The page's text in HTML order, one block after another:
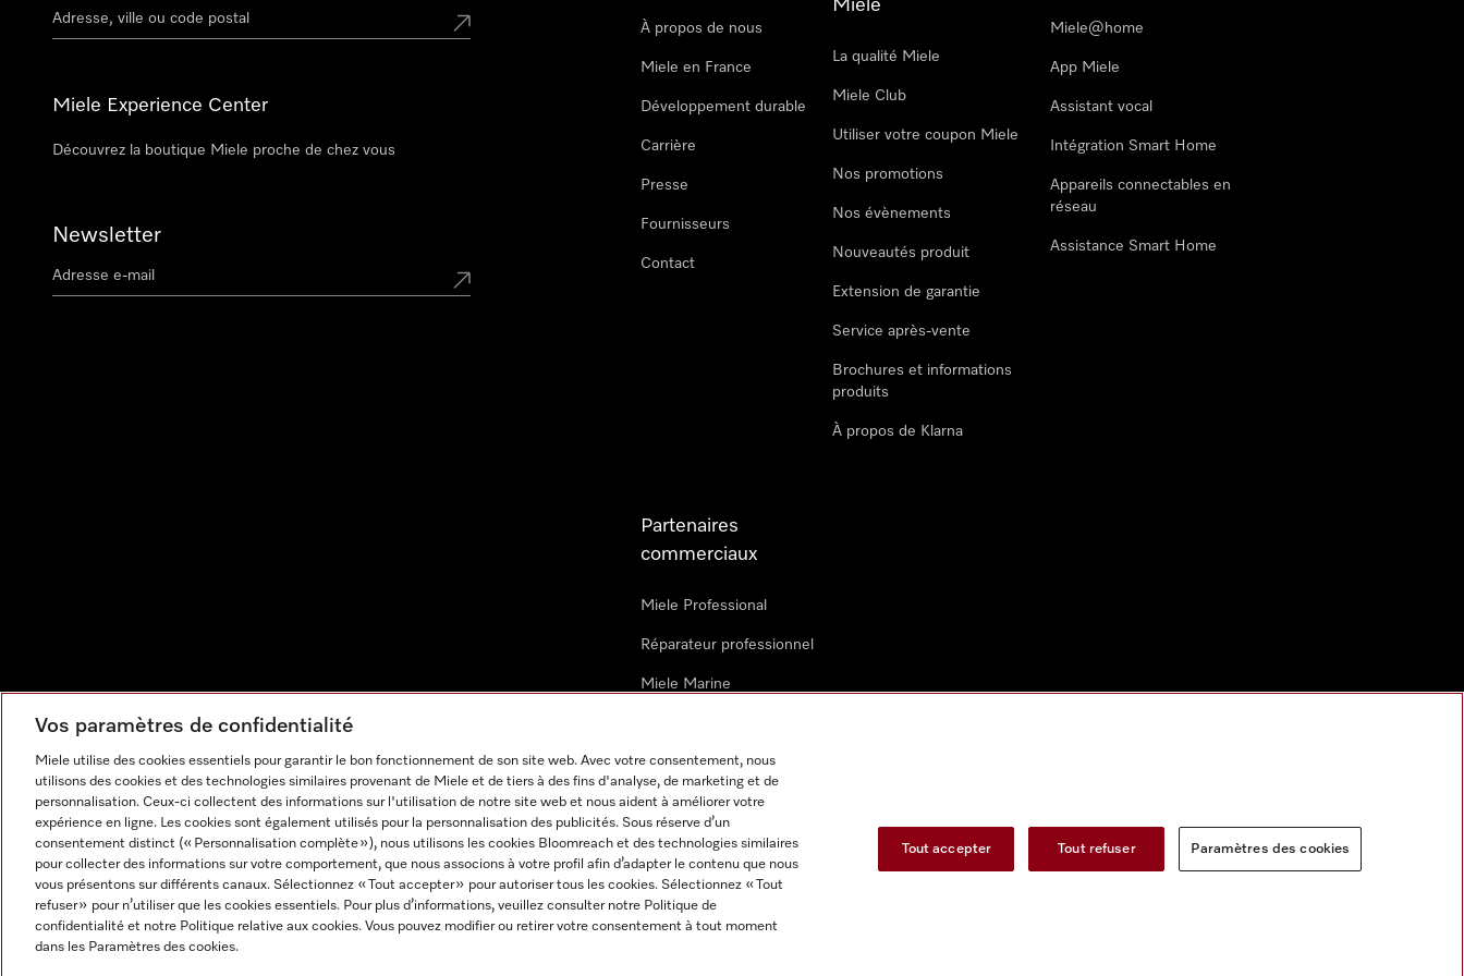
Miele Experience Center
Découvrez la boutique Miele proche de chez vous
Newsletter
À propos de nous
Miele en France
Développement durable
Carrière
Presse
Fournisseurs
Contact
Miele
La qualité Miele
Miele Club
Utiliser votre coupon Miele
Nos promotions
Nos évènements
Nouveautés produit
Extension de garantie
Service après-vente
Brochures et informations
produits
À propos de Klarna
Miele@home
App Miele
Assistant vocal
Intégration Smart Home
Appareils connectables en
réseau
Assistance Smart Home
Partenaires
commerciaux
Miele Professional
Réparateur professionnel
Miele Marine
Revendeurs
Mentions légales CGV Protection des données Conditions d'utilisation Déclaration d'accessibilité
Paramètres des cookies
Vos paramètres de confidentialité
Miele utilise des cookies essentiels pour garantir le bon fonctionnement de son site web. Avec votre consentement, nous
utilisons des cookies et des technologies similaires provenant de Miele et de tiers à des fins d'analyse, de marketing et de
personnalisation. Ceux-ci collectent des informations sur l'utilisation de notre site web et nous aident à améliorer votre
expérience en ligne. Les cookies sont également utilisés pour la personnalisation des publicités. Sous réserve d’un
consentement distinct (« Personnalisation complète »), nous utilisons les cookies Bloomreach et des technologies similaires
pour collecter des informations sur votre comportement, que nous associons à votre profil afin d’adapter le contenu que nous
vous présentons sur différents canaux. Sélectionnez « Tout accepter » pour autoriser tous les cookies. Sélectionnez « Tout
refuser » pour n’utiliser que les cookies essentiels. Pour plus d’informations, veuillez consulter notre Politique de
confidentialité et notre Politique relative aux cookies. Vous pouvez modifier ou retirer votre consentement à tout moment
dans les Paramètres des cookies.
Tout accepter Tout refuser Paramètres des cookies